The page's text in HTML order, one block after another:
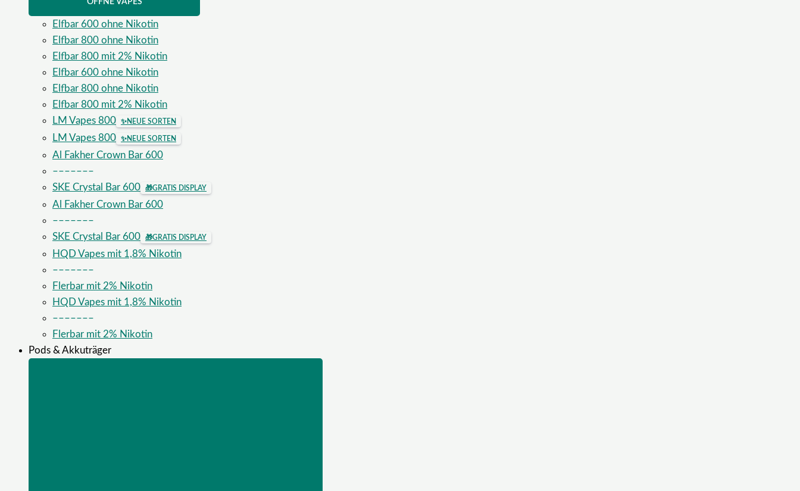
Elfbar 600 ohne Nikotin
Elfbar 800 ohne Nikotin
Elfbar 800 mit 2% Nikotin
Elfbar 600 ohne Nikotin
Elfbar 800 ohne Nikotin
Elfbar 800 mit 2% Nikotin
LM Vapes 800
✨NEUE SORTEN
LM Vapes 800 ✨NEUE SORTEN
Al Fakher Crown Bar 600
–––––––
SKE Crystal Bar 600
🎁GRATIS DISPLAY
Al Fakher Crown Bar 600
–––––––
SKE Crystal Bar 600
🎁GRATIS DISPLAY
HQD Vapes mit 1,8% Nikotin
–––––––
Flerbar mit 2% Nikotin
HQD Vapes mit 1,8% Nikotin
–––––––
Flerbar mit 2% Nikotin
Pods & Akkuträger